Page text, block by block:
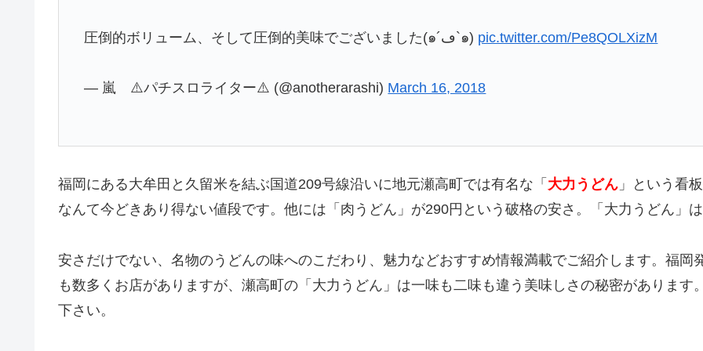
圧倒的ボリューム、そして圧倒的美味でございました(๑´ڡ`๑) pic.twitter.com/Pe8QOLXizM
— 嵐 ⚠️パチスロライター⚠️ (@anotherarashi) March 16, 2018
福岡にある大牟田と久留米を結ぶ国道209号線沿いに地元瀬高町では有名な「 大力うどん 」という看
なんて今どきあり得ない値段です。他には「肉うどん」が290円という破格の安さ。「大力うどん」
安さだけでない、名物のうどんの味へのこだわり、魅力などおすすめ情報満載でご紹介します。福
も数多くお店がありますが、瀬高町の「大力うどん」は一味も二味も違う美味しさの秘密がありま
下さい。